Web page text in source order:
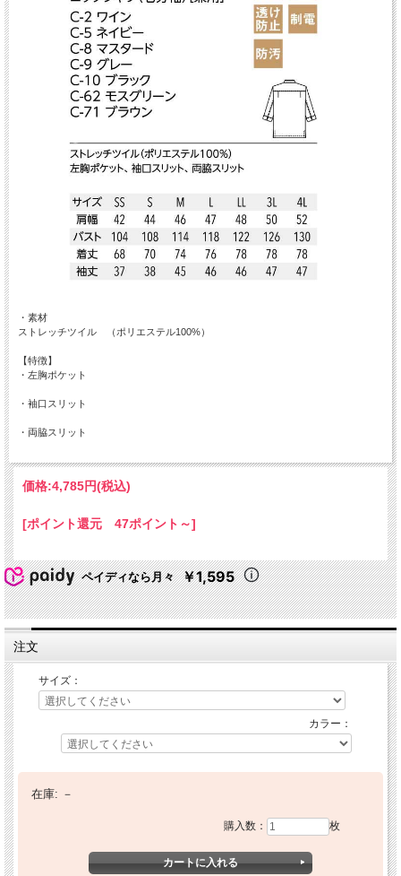
・素材
ストレッチツイル （ポリエステル100%）
【特徴】
・左胸ポケット
・袖口スリット
・両脇スリット
価格:4,785円(税込)
[ポイント還元 47ポイント～]
ペイディなら月々 ￥1,595
注文
サイズ：
カラー：
在庫: －
購入数： 枚